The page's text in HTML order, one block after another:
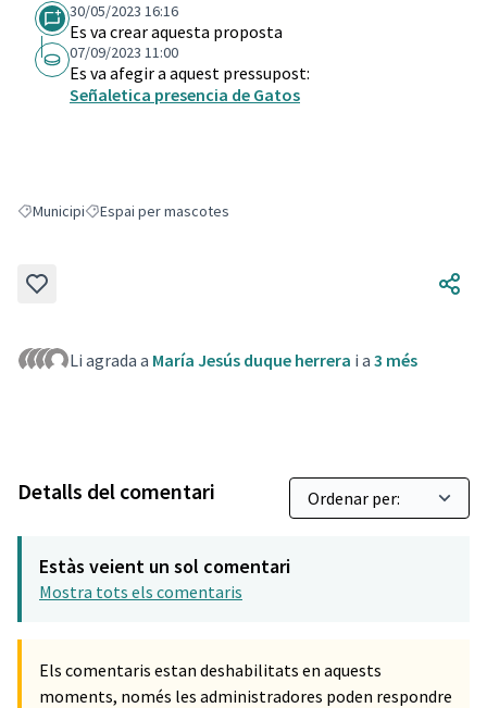
30/05/2023 16:16
Es va crear aquesta proposta
07/09/2023 11:00
Es va afegir a aquest pressupost:
Señaletica presencia de Gatos
Resultats en filtrar per: Municipi
MunicipiResultats en filtrar per: Espai per mascotes
Espai per mascotes
Li agrada a María Jesús duque herrera i a 3 més
Detalls del comentari
Estàs veient un sol comentari
Mostra tots els comentaris
Els comentaris estan deshabilitats en aquests
moments, només les administradores poden respondre